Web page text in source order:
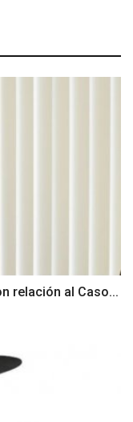
relación al Caso...